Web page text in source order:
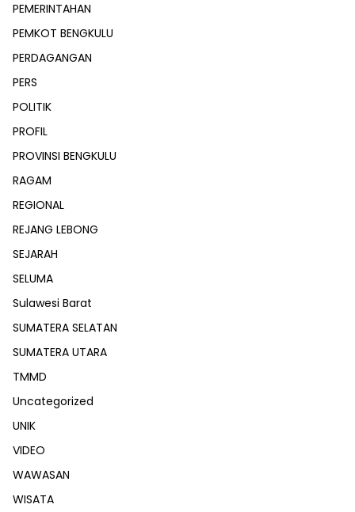
PEMERINTAHAN
PEMKOT BENGKULU
PERDAGANGAN
PERS
POLITIK
PROFIL
PROVINSI BENGKULU
RAGAM
REGIONAL
REJANG LEBONG
SEJARAH
SELUMA
Sulawesi Barat
SUMATERA SELATAN
SUMATERA UTARA
TMMD
Uncategorized
UNIK
VIDEO
WAWASAN
WISATA